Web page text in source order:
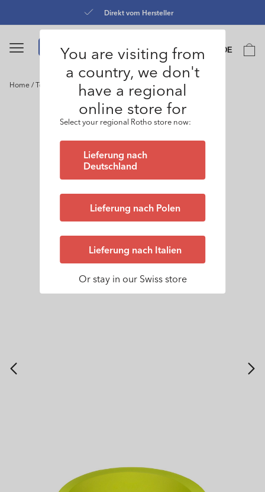
Inhalt
Direkt vom Hersteller
Sprache
DE
0
Home/Teller tief 21 cm CARUBA
You are visiting from
a country, we don't
have a regional
online store for
Select your regional Rotho store now:
Lieferung nach
Deutschland
Lieferung nach Polen
Lieferung nach Italien
Or stay in our Swiss store